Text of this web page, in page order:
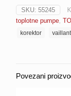
za
calorMATIC
470/470f
VAILLANT
SKU: 55245
toplotne pumpe,
korektor
vaillant
Povezani